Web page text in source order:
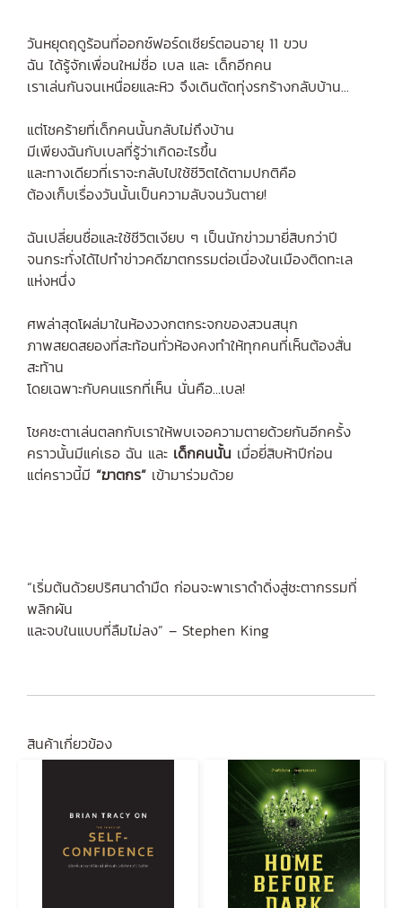
วันหยุดฤดูร้อนที่ออกซ์ฟอร์ดเชียร์ตอนอายุ 11 ขวบ
ฉัน ได้รู้จักเพื่อนใหม่ชื่อ เบล และ เด็กอีกคน
เราเล่นกันจนเหนื่อยและหิว จึงเดินตัดทุ่งรกร้างกลับบ้าน...
แต่โชคร้ายที่เด็กคนนั้นกลับไม่ถึงบ้าน
มีเพียงฉันกับเบลที่รู้ว่าเกิดอะไรขึ้น
และทางเดียวที่เราจะกลับไปใช้ชีวิตได้ตามปกติคือ
ต้องเก็บเรื่องวันนั้นเป็นความลับจนวันตาย!
ฉันเปลี่ยนชื่อและใช้ชีวิตเงียบ ๆ เป็นนักข่าวมายี่สิบกว่าปี
จนกระทั่งได้ไปทำข่าวคดีฆาตกรรมต่อเนื่องในเมืองติดทะเล
แห่งหนึ่ง
ศพล่าสุดโผล่มาในห้องวงกตกระจกของสวนสนุก
ภาพสยดสยองที่สะท้อนทั่วห้องคงทำให้ทุกคนที่เห็นต้องสั่น
สะท้าน
โดยเฉพาะกับคนแรกที่เห็น นั่นคือ...เบล!
โชคชะตาเล่นตลกกับเราให้พบเจอความตายด้วยกันอีกครั้ง
คราวนั้นมีแค่เธอ ฉัน และ เด็กคนนั้น เมื่อยี่สิบห้าปีก่อน
แต่คราวนี้มี “ฆาตกร” เข้ามาร่วมด้วย
“เริ่มต้นด้วยปริศนาดำมืด ก่อนจะพาเราดำดิ่งสู่ชะตากรรมที่
พลิกผัน
และจบในแบบที่ลืมไม่ลง” – Stephen King
สินค้าเกี่ยวข้อง